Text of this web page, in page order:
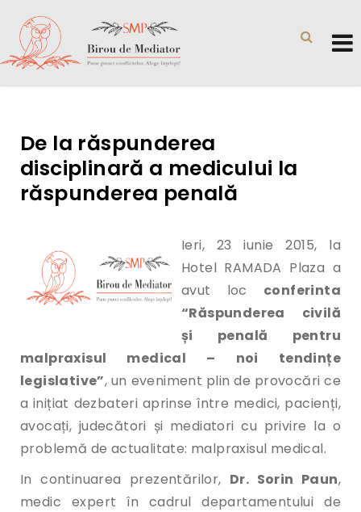
De la răspunderea
disciplinară a medicului la
răspunderea penală
Ieri, 23 iunie 2015, la
Hotel RAMADA Plaza a
avut loc conferinta
“Răspunderea civilă
și penală pentru
malpraxisul medical – noi tendințe
legislative”, un eveniment plin de provocări ce
a inițiat dezbateri aprinse între medici, pacienți,
avocați, judecători și mediatori cu privire la o
problemă de actualitate: malpraxisul medical.
In continuarea prezentărilor, Dr. Sorin Paun,
medic expert în cadrul departamentului de